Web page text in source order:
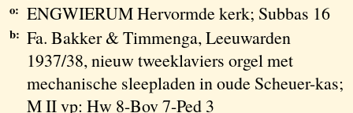
o: ENGWIERUM Hervormde kerk; Subbas 16
b: Fa. Bakker & Timmenga, Leeuwarden
1937/38, nieuw tweeklaviers orgel met
mechanische sleepladen in oude Scheuer-kas;
M II vp: Hw 8-Bov 7-Ped 3